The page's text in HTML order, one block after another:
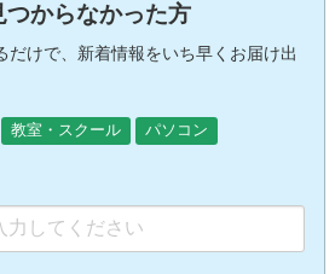
からなかった方
だけで、新着情報をいち早くお届け出
教室・スクール
パソコン